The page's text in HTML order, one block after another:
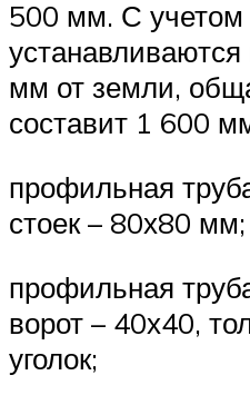
500 мм. С учетом
мм от земли,
составит 1 600
профильная
стоек – 80х80 мм;
профильная
ворот – 40х40,
уголок;